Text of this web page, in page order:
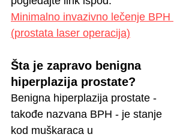
Minimalno invazivno lečenje BPH
(prostata laser operacija)
Šta je zapravo benigna
hiperplazija prostate?
Benigna hiperplazija prostate -
takođe nazvana BPH - je stanje
kod muškaraca u